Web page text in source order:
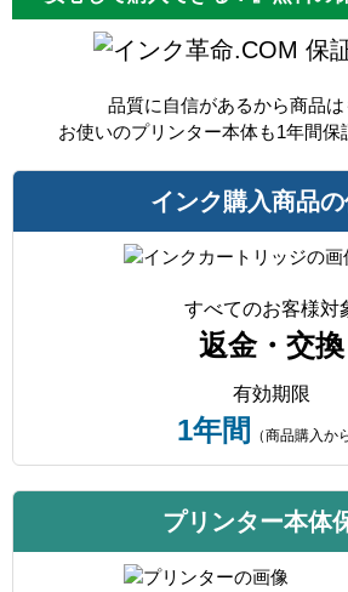
保
品質に自信があるから商品は
お使いのプリンター本体も1年間保
インク購入商品
すべてのお客様対
返金・交換
有効期限
1年間 （商品購入か
プリンター本体